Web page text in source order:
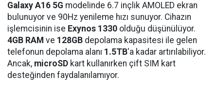
Galaxy A16 5G modelinde 6.7 inçlik AMOLED ekran
bulunuyor ve 90Hz yenileme hızı sunuyor. Cihazın
işlemcisinin ise Exynos 1330 olduğu düşünülüyor.
4GB RAM ve 128GB depolama kapasitesi ile gelen
telefonun depolama alanı 1.5TB'a kadar artırılabiliyor.
Ancak, microSD kart kullanırken çift SIM kart
desteğinden faydalanılamıyor.